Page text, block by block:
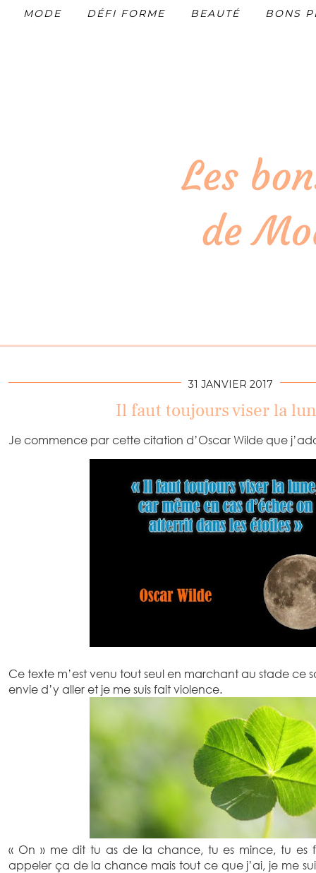
MODE DÉFI FORME BEAUTÉ BONS
31 JANVIER 2017
Il faut toujours viser la
Je commence par cette citation d’Oscar Wilde que
Ce texte m’est venu tout seul en marchant au stade ce
envie d’y aller et je me suis fait violence.
« On » me dit tu as de la chance, tu es mince, tu
appeler ça de la chance mais tout ce que j’ai, je me